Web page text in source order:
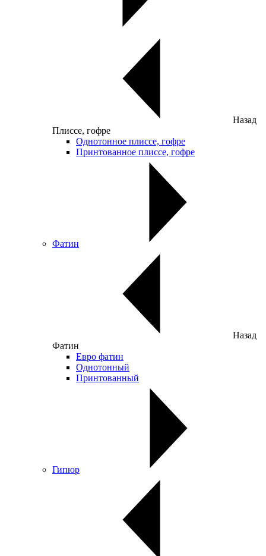
Назад
Плиссе, гофре
Однотонное плиссе, гофре
Принтованное плиссе, гофре
Фатин
Назад
Фатин
Евро фатин
Однотонный
Принтованный
Гипюр